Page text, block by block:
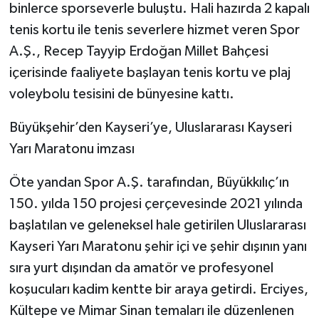
binlerce sporseverle buluştu. Hali hazırda 2 kapalı
tenis kortu ile tenis severlere hizmet veren Spor
A.Ş., Recep Tayyip Erdoğan Millet Bahçesi
içerisinde faaliyete başlayan tenis kortu ve plaj
voleybolu tesisini de bünyesine kattı.
Büyükşehir’den Kayseri’ye, Uluslararası Kayseri
Yarı Maratonu imzası
Öte yandan Spor A.Ş. tarafından, Büyükkılıç’ın
150. yılda 150 projesi çerçevesinde 2021 yılında
başlatılan ve geleneksel hale getirilen Uluslararası
Kayseri Yarı Maratonu şehir içi ve şehir dışının yanı
sıra yurt dışından da amatör ve profesyonel
koşucuları kadim kentte bir araya getirdi. Erciyes,
Kültepe ve Mimar Sinan temaları ile düzenlenen